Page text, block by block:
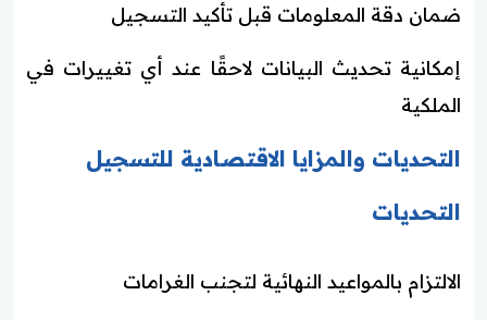
ضمان دقة المعلومات قبل تأكيد التسجيل
إمكانية تحديث البيانات لاحقًا عند أي تغييرات في
الملكية
التحديات والمزايا الاقتصادية للتسجيل
التحديات
الالتزام بالمواعيد النهائية لتجنب الغرامات